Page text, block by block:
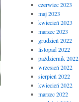
czerwiec 2023
maj 2023
kwiecień 2023
marzec 2023
grudzień 2022
listopad 2022
październik 2022
wrzesień 2022
sierpień 2022
kwiecień 2022
marzec 2022